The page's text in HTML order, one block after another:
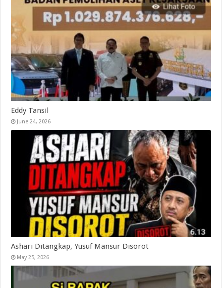
Eddy Tansil
June 24, 2026
Ashari Ditangkap, Yusuf Mansur Disorot
May 25, 2026